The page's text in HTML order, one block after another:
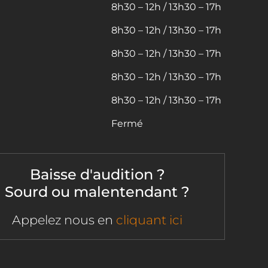
8h30 – 12h / 13h30 – 17h
8h30 – 12h / 13h30 – 17h
8h30 – 12h / 13h30 – 17h
8h30 – 12h / 13h30 – 17h
8h30 – 12h / 13h30 – 17h
Fermé
Baisse d'audition ?
Sourd ou malentendant ?
Appelez nous en cliquant ici